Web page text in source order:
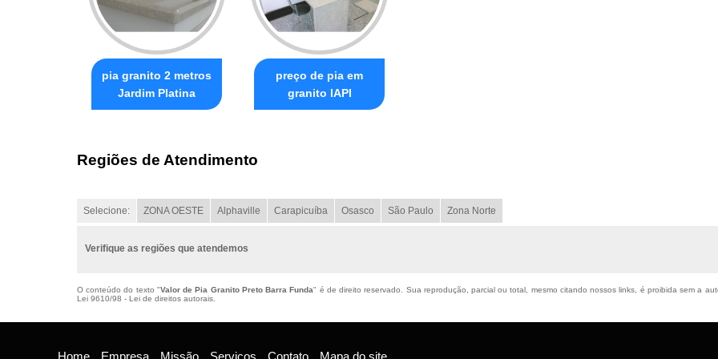
pia granito 2 metros
Jardim Platina
preço de pia em
granito IAPI
Regiões de Atendimento
Selecione: ZONA OESTE Alphaville Carapicuíba Osasco São Paulo Zona Norte
Verifique as regiões que atendemos
O conteúdo do texto "Valor de Pia Granito Preto Barra Funda" é de direito reservado. Sua reprodução, parcial ou total, mesmo citando nossos links, é proibida sem a
Lei 9610/98 - Lei de direitos autorais
Home Empresa Missão Serviços Contato Mapa do site